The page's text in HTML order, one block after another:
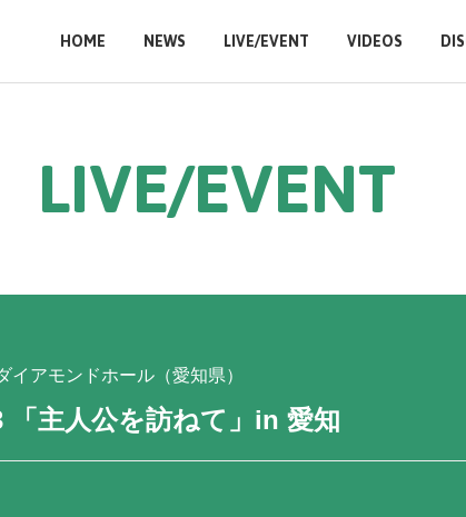
HOME NEWS LIVE/EVENT VIDEOS
LIVE/EVENT
イアモンドホール（愛知県）
主人公を訪ねて」in 愛知